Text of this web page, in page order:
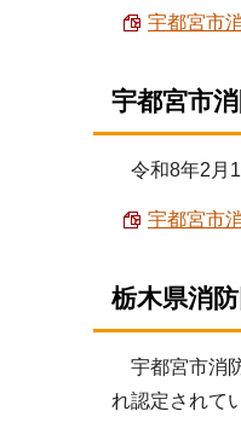
宇都宮市
宇都宮市
令和8年2月1
宇都宮市
栃木県消
宇都宮市消
れ認定されて